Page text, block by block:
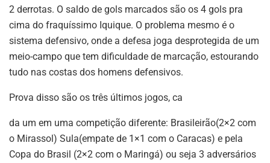
2 derrotas. O saldo de gols marcados são os 4 gols pra
cima do fraquíssimo Iquique. O problema mesmo é o
sistema defensivo, onde a defesa joga desprotegida de um
meio-campo que tem dificuldade de marcação, estourando
tudo nas costas dos homens defensivos.
Prova disso são os três últimos jogos, ca
da um em uma competição diferente: Brasileirão(2×2 com
o Mirassol) Sula(empate de 1×1 com o Caracas) e pela
Copa do Brasil (2×2 com o Maringá) ou seja 3 adversários